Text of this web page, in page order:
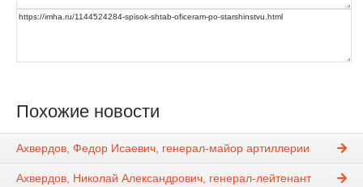
Похожие новости
Ахвердов, Федор Исаевич, генерал-майор артиллерии
Ахвердов, Николай Александрович, генерал-лейтенант